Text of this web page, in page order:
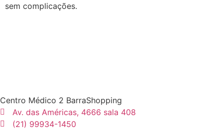
sem complicações.
Centro Médico 2 BarraShopping
Av. das Américas, 4666 sala 408
(21) 99934-1450